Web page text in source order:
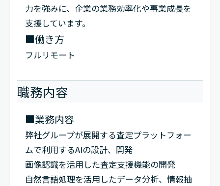
力を強みに、企業の業務効率化や事業成長を
支援しています。
■働き方
フルリモート
職務内容
■業務内容
弊社グループが展開する査定プラットフォー
ムで利用するAIの設計、開発
画像認識を活用した査定支援機能の開発
自然言語処理を活用したデータ分析、情報抽